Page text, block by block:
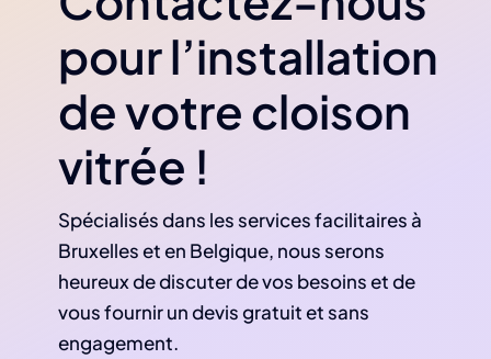
pour l’installation
de votre cloison
vitrée !
Spécialisés dans les services facilitaires à
Bruxelles et en Belgique, nous serons
heureux de discuter de vos besoins et de
vous fournir un devis gratuit et sans
engagement.